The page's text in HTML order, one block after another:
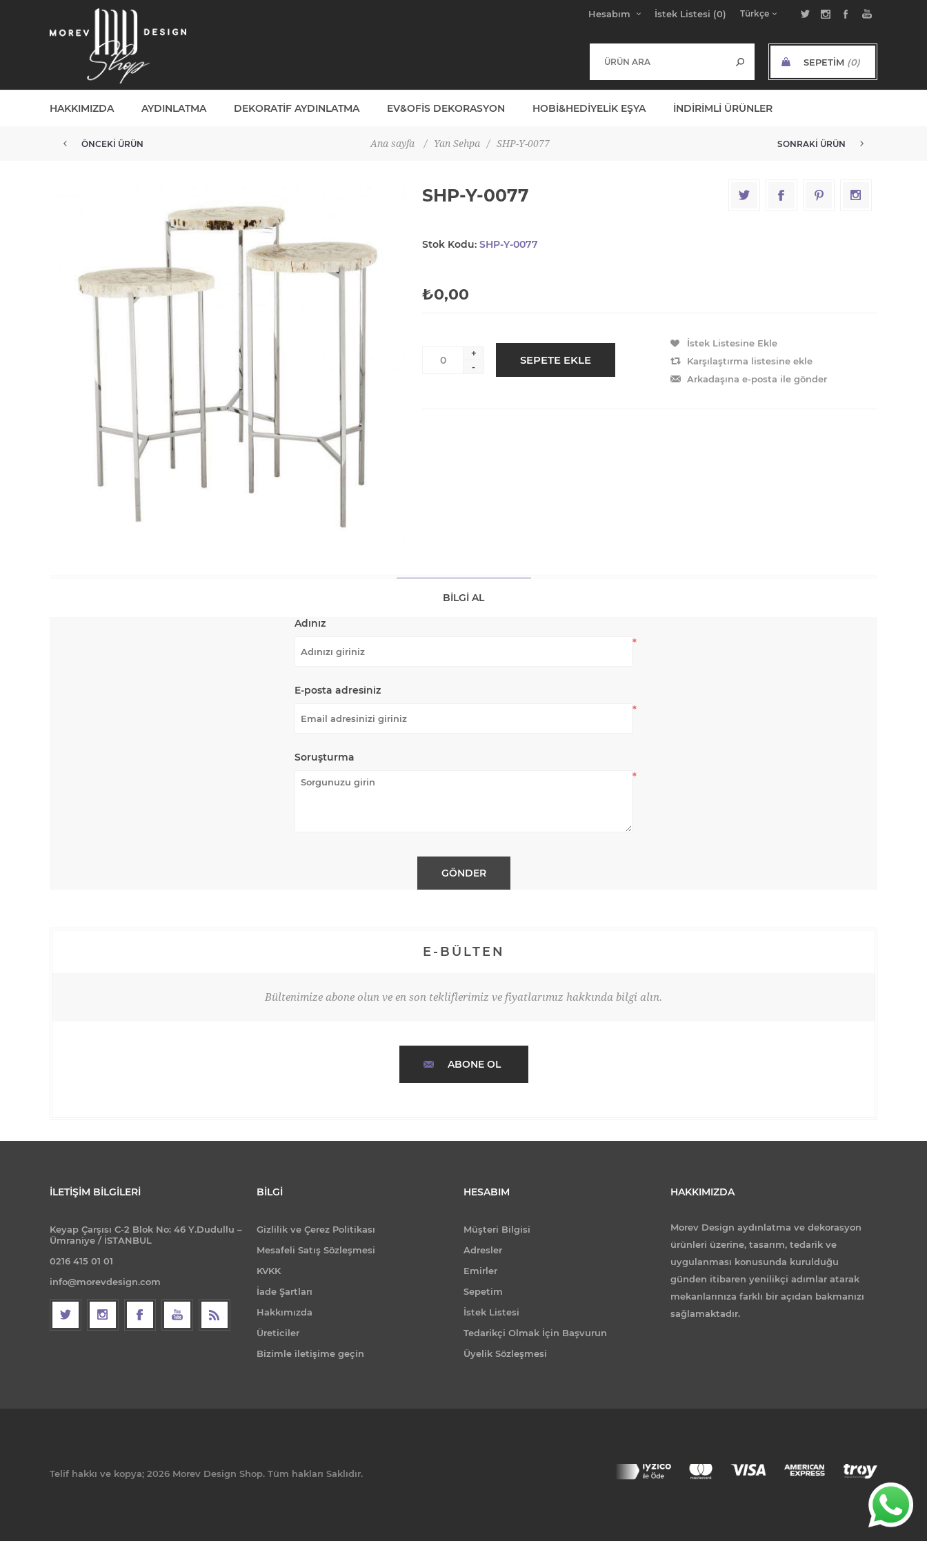
Hesabım İstek Listesi (0)
SEPETIM (0)
HAKKIMIZDA AYDINLATMA DEKORATIF AYDINLATMA EV&OFIS DEKORASYON HOBI&HEDIYELIK EŞYA İNDIRIMLI ÜRÜNLER
Ana sayfa / Yan Sehpa / SHP-Y-0077
ÖNCEKI ÜRÜN SONRAKI ÜRÜN
SHP-Y-0077
Stok Kodu: SHP-Y-0077
₺0,00
+
-
BILGI AL
Adınız
*
E-posta adresiniz
*
Soruşturma
*
E-BÜLTEN
Bültenimize abone olun ve en son tekliflerimiz ve fiyatlarımız hakkında bilgi alın.
ABONE OL
İLETIŞIM BILGILERI
Keyap Çarşısı C-2 Blok No: 46 Y.Dudullu –
Ümraniye / İSTANBUL
0216 415 01 01
info@morevdesign.com
BILGI
Gizlilik ve Çerez Politikası
Mesafeli Satış Sözleşmesi
KVKK
İade Şartları
Hakkımızda
Üreticiler
Bizimle iletişime geçin
HESABIM
Müşteri Bilgisi
Adresler
Emirler
Sepetim
İstek Listesi
Tedarikçi Olmak İçin Başvurun
Üyelik Sözleşmesi
HAKKIMIZDA
Morev Design aydınlatma ve dekorasyon
ürünleri üzerine, tasarım, tedarik ve
uygulanması konusunda kurulduğu
günden itibaren yenilikçi adımlar atarak
mekanlarınıza farklı bir açıdan bakmanızı
sağlamaktadır.
Telif hakkı ve kopya; 2026 Morev Design Shop. Tüm hakları Saklıdır.